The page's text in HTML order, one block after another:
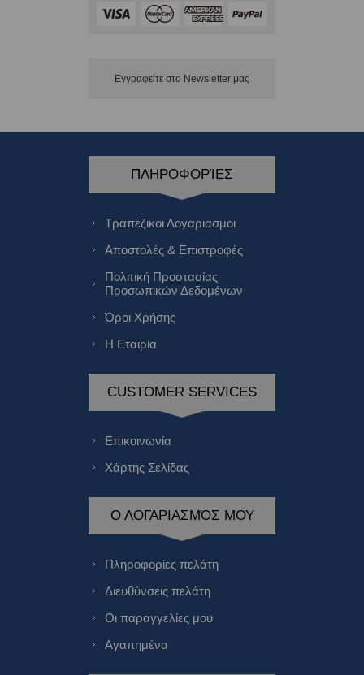
Εγγραφείτε στο Νewsletter μας
ΠΛΗΡΟΦΟΡΊΕΣ
Τραπεζικοι Λογαριασμοι
Αποστολές & Επιστροφές
Πολιτική Προστασίας
Προσωπικών Δεδομένων
Όροι Χρήσης
Η Εταιρία
CUSTOMER SERVICES
Επικοινωνία
Χάρτης Σελίδας
Ο ΛΟΓΑΡΙΑΣΜΌΣ ΜΟΥ
Πληροφορίες πελάτη
Διευθύνσεις πελάτη
Οι παραγγελίες μου
Αγαπημένα